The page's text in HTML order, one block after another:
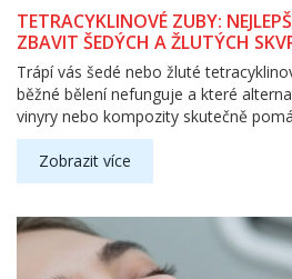
TETRACYKLINOVÉ ZUBY:
ZBAVIT ŠEDÝCH A ŽLUTÝCH
Trápí vás šedé nebo žluté
běžné bělení nefunguje a které
vinyry nebo kompozity skutečně
Zobrazit více